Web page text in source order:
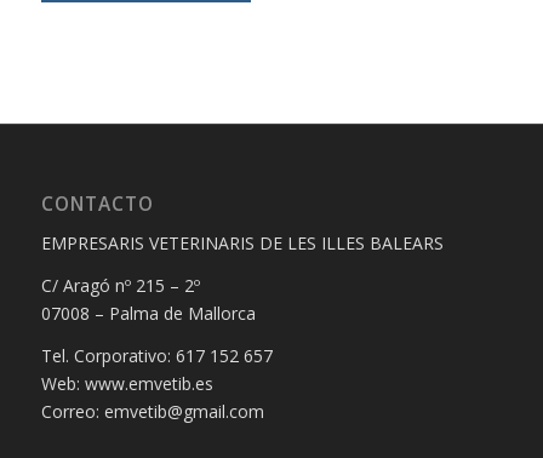
CONTACTO
EMPRESARIS VETERINARIS DE LES ILLES BALEARS
C/ Aragó nº 215 – 2º
07008 – Palma de Mallorca
Tel. Corporativo: 617 152 657
Web: www.emvetib.es
Correo: emvetib@gmail.com